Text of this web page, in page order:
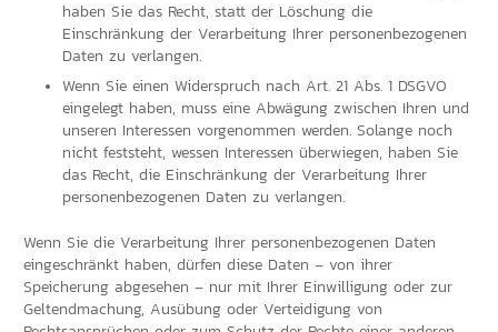
haben Sie das Recht, statt der Löschung die
Einschränkung der Verarbeitung Ihrer personenbezogenen
Daten zu verlangen.
Wenn Sie einen Widerspruch nach Art. 21 Abs. 1 DSGVO
eingelegt haben, muss eine Abwägung zwischen Ihren und
unseren Interessen vorgenommen werden. Solange noch
nicht feststeht, wessen Interessen überwiegen, haben Sie
das Recht, die Einschränkung der Verarbeitung Ihrer
personenbezogenen Daten zu verlangen.
Wenn Sie die Verarbeitung Ihrer personenbezogenen Daten
eingeschränkt haben, dürfen diese Daten – von ihrer
Speicherung abgesehen – nur mit Ihrer Einwilligung oder zur
Geltendmachung, Ausübung oder Verteidigung von